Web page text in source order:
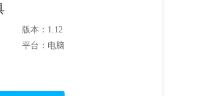
版本：1.12
平台：电脑